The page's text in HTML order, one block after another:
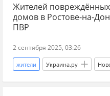
Дональд Трамп Украина.ру
мигранты украинские
Аналитика аналитика
Жителей повреждённых
домов в Ростове-на-
ПВР
2 сентября 2025, 03:26
жители Украина.ру
Ростов-на-Дону